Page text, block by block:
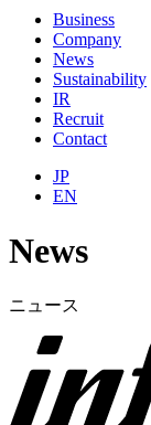
Business
Company
News
Sustainability
IR
Recruit
Contact
JP
EN
News
ニュース